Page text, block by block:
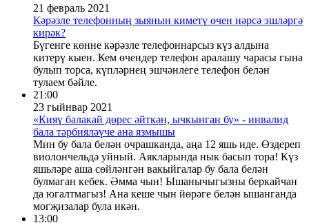
21 февраль 2021
Кәрәзле телефонның зыянын киметү өчен нәрсә эшләргә
кирәк?
Бүгенге көнне кәрәзле телефоннарсыз күз алдына
китерү кыен. Кем өчендер телефон аралашу чарасы гына
булып торса, күпләрнең эшчәнлеге телефон белән
тулаем бәйле.
21:00
23 гыйнвар 2021
«Кияү балакай дөрес әйткән, ычкынган бу» - инвалид
бала тәрбияләүче ана язмышы
Мин бу бала белән очрашканда, аңа 12 яшь иде. Өздереп
виолончельдә уйный. Аякларында нык басып тора! Күз
яшьләре аша сөйләнгән вакыйгалар бу бала белән
булмаган кебек. Әмма чын! Ышанычыгызны беркайчан
да югалтмагыз! Ана кеше чын йөрәге белән ышанганда
могҗизалар була икән.
13:00